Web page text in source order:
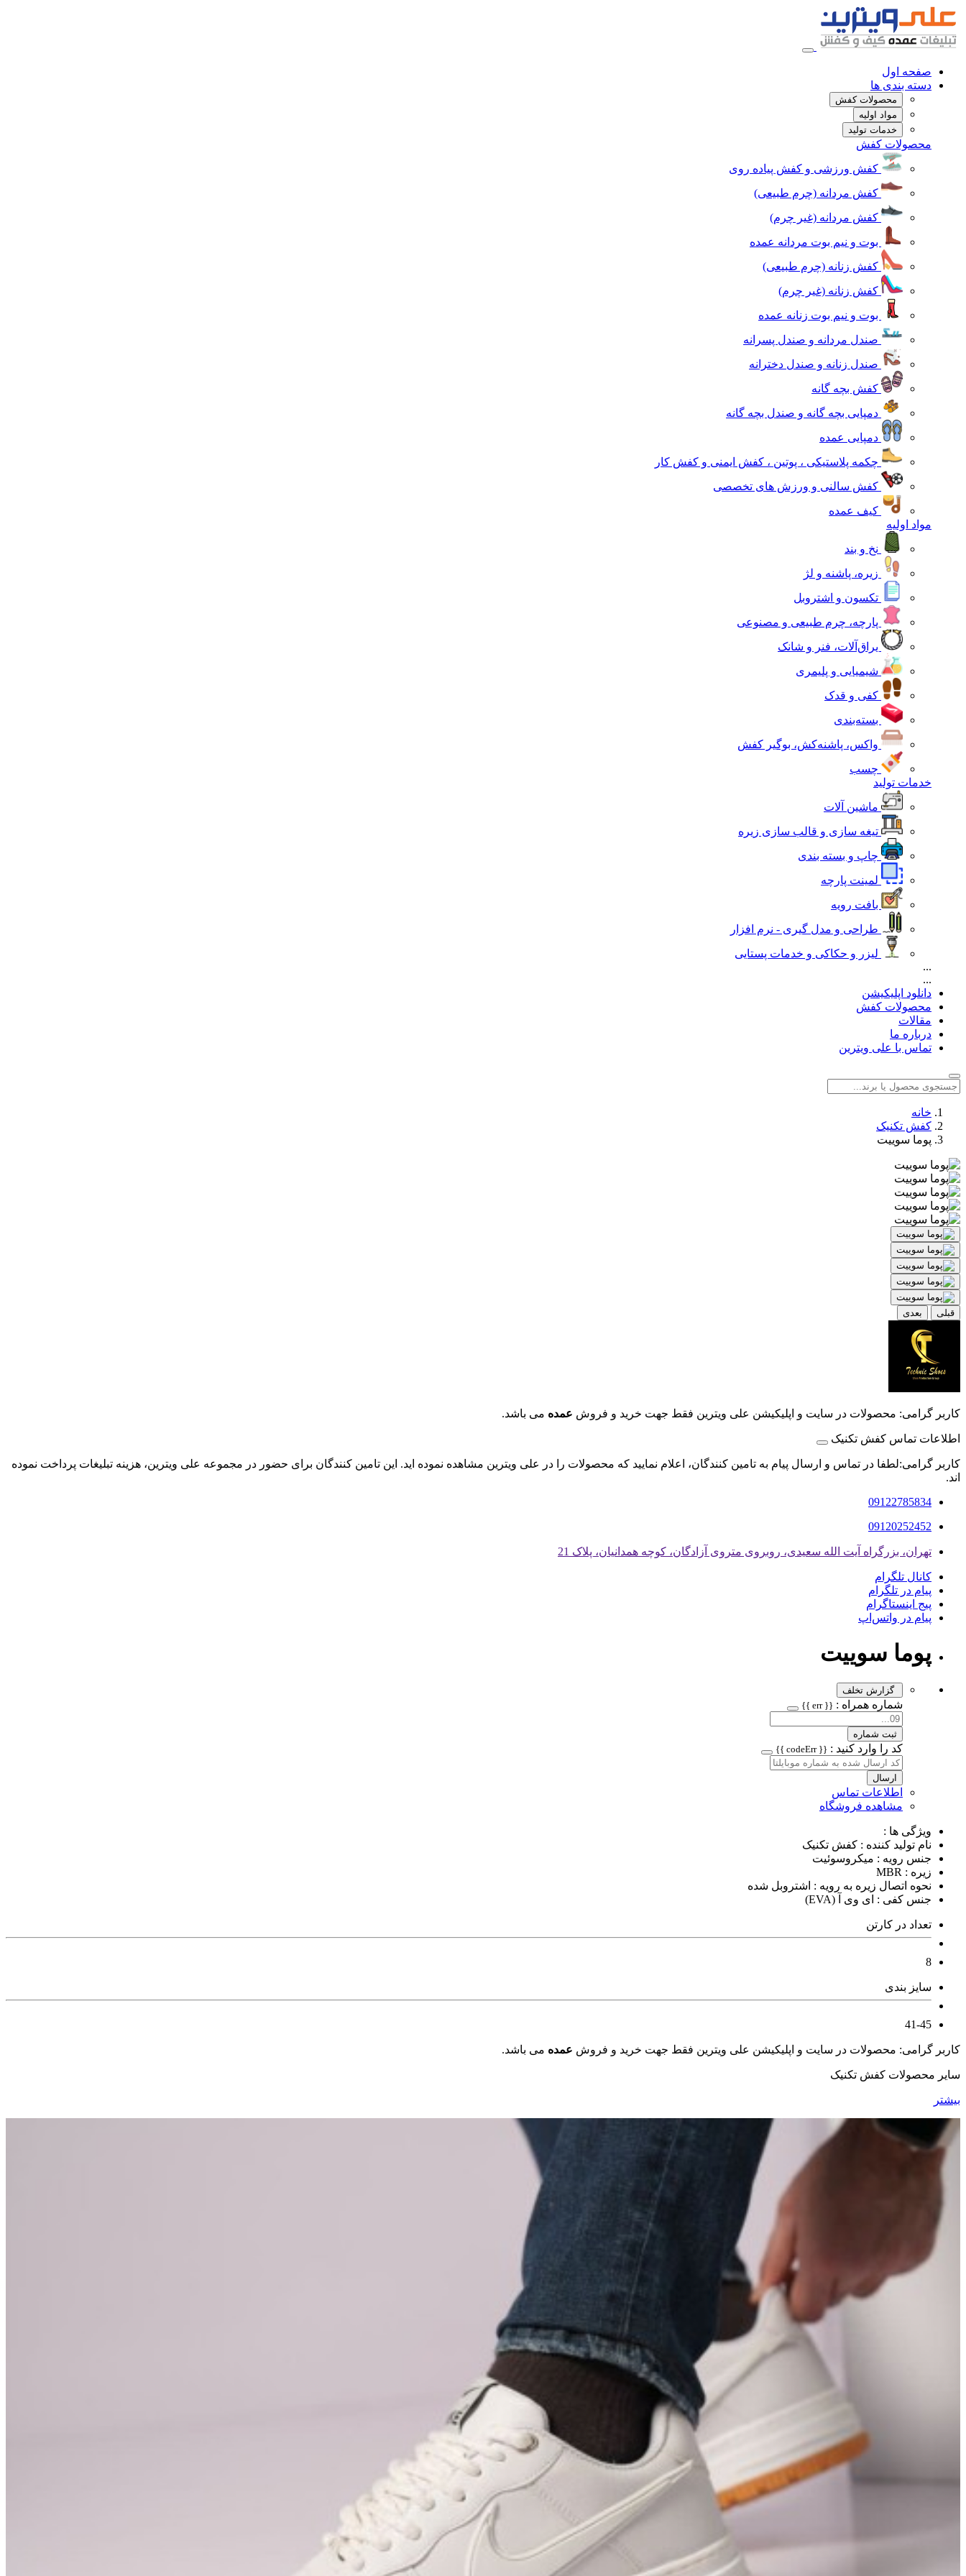
صفحه اول
دسته بندی ها
محصولات کفش
مواد اولیه
خدمات تولید
محصولات کفش
کفش ورزشی و کفش پیاده روی
کفش مردانه (چرم طبیعی)
کفش مردانه (غیر چرم)
بوت و نیم بوت مردانه عمده
کفش زنانه (چرم طبیعی)
کفش زنانه (غیر چرم)
بوت و نیم بوت زنانه عمده
صندل مردانه و صندل پسرانه
صندل زنانه و صندل دخترانه
کفش بچه گانه
دمپایی بچه گانه و صندل بچه گانه
دمپایی عمده
چکمه پلاستیکی ، پوتین ، کفش ایمنی و کفش کار
کفش سالنی و ورزش های تخصصی
کیف عمده
مواد اولیه
نخ و بند
زیره، پاشنه و لژ
تکسون و اشتروبل
پارچه، چرم طبیعی و مصنوعی
یراق‌آلات، فنر و شانک
شیمیایی و پلیمری
کفی و قدک
بسته‌بندی
واکس، پاشنه‌کش، بوگیر کفش
چسب
خدمات تولید
ماشین آلات
تیغه سازی و قالب سازی زیره
چاپ و بسته بندی
لمینت پارچه
بافت رویه
طراحی و مدل گیری - نرم افزار
لیزر و حکاکی و خدمات پستایی
...
...
دانلود اپلیکیشن
محصولات کفش
مقالات
درباره ما
تماس با علی ویترین
خانه
کفش تکنیک
پوما سوییت
قبلی بعدی
کاربر گرامی: محصولات در سایت و اپلیکیشن علی ویترین فقط جهت خرید و فروش عمده می باشد.
اطلاعات تماس کفش تکنیک
کاربر گرامی:لطفا در تماس و ارسال پیام به تامین کنندگان، اعلام نمایید که محصولات را در علی ویترین مشاهده نموده اید. این تامین کنندگان برای حضور در مجموعه علی ویترین، هزینه تبلیغات پرداخت نموده
اند.
09122785834
09120252452
تهران، بزرگراه آیت الله سعیدی، روبروی متروی آزادگان، کوچه همدانیان، پلاک 21
کانال تلگرام
پیام در تلگرام
پیج اینستاگرام
پیام در واتس‌اپ
پوما سوییت
گزارش تخلف
شماره همراه : {{ err }}
ثبت شماره
کد را وارد کنید : {{ codeErr }}
ارسال
اطلاعات تماس
مشاهده فروشگاه
ویژگی ها :
نام تولید کننده : کفش تکنیک
جنس رویه : میکروسوئیت
زیره : MBR
نحوه اتصال زیره به رویه : اشتروبل شده
جنس کفی : ای وی آ (EVA)
تعداد در کارتن
8
سایز بندی
41-45
کاربر گرامی: محصولات در سایت و اپلیکیشن علی ویترین فقط جهت خرید و فروش عمده می باشد.
سایر محصولات کفش تکنیک
بیشتر